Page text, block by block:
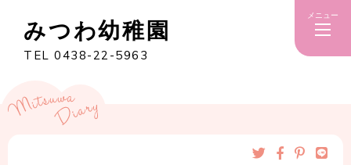
みつわ幼稚園
TEL 0438-22-5963
メニュー